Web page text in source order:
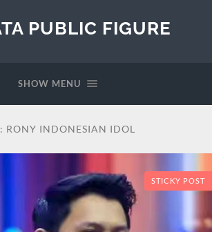
PUBLIC FIGURE
SHOW MENU
RONY INDONESIAN IDOL
STICKY POST